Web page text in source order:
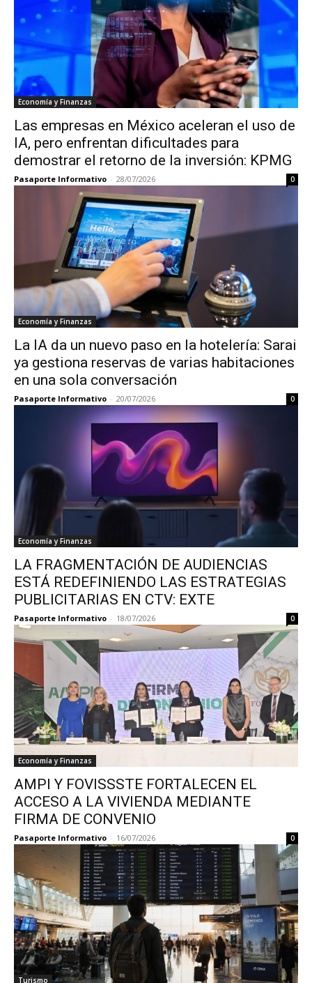
Economía y Finanzas
Las empresas en México aceleran el uso de
IA, pero enfrentan dificultades para
demostrar el retorno de la inversión: KPMG
Pasaporte Informativo - 28/07/2026 0
Economía y Finanzas
La IA da un nuevo paso en la hotelería: Sarai
ya gestiona reservas de varias habitaciones
en una sola conversación
Pasaporte Informativo - 20/07/2026 0
Economía y Finanzas
LA FRAGMENTACIÓN DE AUDIENCIAS
ESTÁ REDEFINIENDO LAS ESTRATEGIAS
PUBLICITARIAS EN CTV: EXTE
Pasaporte Informativo - 18/07/2026 0
Economía y Finanzas
AMPI Y FOVISSSTE FORTALECEN EL
ACCESO A LA VIVIENDA MEDIANTE
FIRMA DE CONVENIO
Pasaporte Informativo - 16/07/2026 0
Turismo